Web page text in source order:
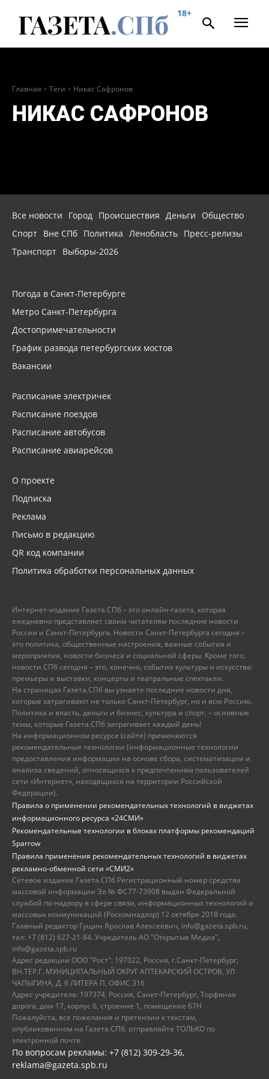
18+
Главная Теги Никас Сафронов
НИКАС САФРОНОВ
Все новости Город Происшествия Деньги
Общество
Спорт Вне СПб Политика Ленобласть Пресс-релизы
Транспорт Выборы-2026
Погода в Санкт-Петербурге
Метро Санкт-Петербурга
Достопримечательности
График развода петербургских мостов
Вакансии
Расписание электричек
Расписание поездов
Расписание автобусов
Расписание авиарейсов
О проекте
Подписка
Реклама
Письмо в редакцию
QR код компании
Политика обработки персональных данных
Интернет-издание Газета.СПб – это онлайн-газета, которая
ежедневно представляет своим читателям последние новости
России и Санкт-Петербурга. Новости Санкт-Петербурга сегодня –
это политика, общественные настроения, важные события и
мероприятия, новости бизнеса и социальной сферы. Кроме того,
новости СПб сегодня – это, конечно, события культуры и искусства:
премьеры и выставки, концерты и театральные спектакли.
На страницах Газета.СПб вы узнаете последние новости дня,
которые затрагивают не только Санкт-Петербург, но и всю Россию.
Политика и власть, деньги и бизнес, культура и спорт, – основные
темы, которые Газета.СПб затрагивает каждый день!
На информационном ресурсе (сайте) применяются
рекомендательные технологии (информационные технологии
предоставления информации на основе сбора, систематизации и
анализа сведений, относящихся к предпочтениям пользователей
сети «Интернет», находящихся на территории Российской
Федерации).
Правила о применении рекомендательных технологий в виджетах
информационного ресурса «24СМИ»
Рекомендательные технологии в блоках платформы рекомендаций
Sparrow
Правила применения рекомендательных технологий в виджетах
рекламно-обменной сети «СМИ2»
Сетевое издание Газета.СПб Регистрационный номер средства
массовой информации Эл № ФС77-73908 выдан Федеральной
службой по надзору в сфере связи, информационных технологий и
массовых коммуникаций (Роскомнадзор) 12 октября 2018 года.
Главный редактор Гущин Ярослав Алексеевич, info@gazeta.spb.ru,
тел: +7 (812) 627-21-84. Учредитель АО "Открытые Медиа",
info@gazeta.spb.ru
Адрес редакции ООО "Рост": 197022, Россия, г.Санкт-Петербург,
ВН.ТЕР.Г. МУНИЦИПАЛЬНЫЙ ОКРУГ АПТЕКАРСКИЙ ОСТРОВ, УЛ
ЧАПЫГИНА, Д. 6 ЛИТЕРА П, ОФИС 316
Адрес учредителя: 197374, Россия, Санкт-Петербург, Торфяная
дорога, дом 17, корпус 6, строение 1, помещение 67Н
Пожалуйста, все пожелания и претензии к текстам,
опубликованном на Газета.СПб, отправляйте ТОЛЬКО по
электронной почте.
По вопросам рекламы: +7 (812) 309-29-36,
reklama@gazeta.spb.ru